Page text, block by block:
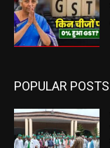
POPULAR POSTS